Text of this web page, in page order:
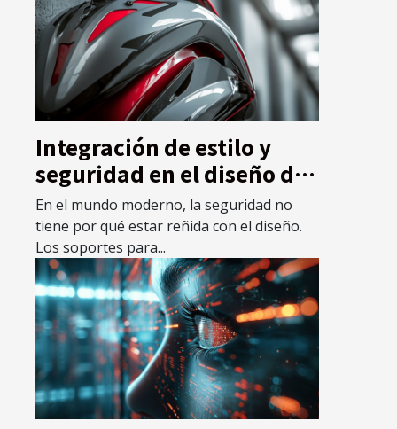
Integración de estilo y
seguridad en el diseño de
soportes para extintores
En el mundo moderno, la seguridad no
tiene por qué estar reñida con el diseño.
Los soportes para...